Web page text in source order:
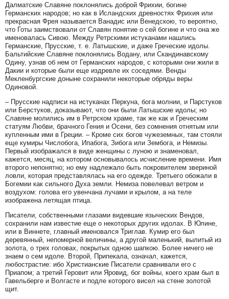
Далматские Славяне поклонялись доброй Фрихии, богине
Германских народов; но как в Исландских древностях Фрихия или
прекрасная Фрея называется Ванадис или Венедскою, то вероятно,
что Готы заимствовали от Славян понятие о сей богине и что она же
именовалась Сивою. Между Ретрскими истуканами нашлись
Германские, Прусские, т. е. Латышские, и даже Греческие идолы.
Бальтийские Славяне поклонялись Водану, или Скандинавскому
Одину, узнав об нем от Германских народов, с которыми они жили в
Дакии и которые были еще издревле их соседями. Венды
Мекленбургские доныне сохранили некоторые обряды веры
Одиновой.
– Прусские надписи на истуканах Перкуна, бога молнии, и Парстуков
или Берстуков, доказывают, что они были Латышские идолы; но
Славяне молились им в Ретрском храме, так же как и Греческим
статуям Любви, брачного Гения и Осени, без сомнения отнятым или
купленным ими в Греции. – Кроме сих богов чужеземных, там стояли
еще кумиры Числобога, Ипабога, Зибога или Зембога, и Немизы.
Первый изображался в виде женщины с луною и знаменовал,
кажется, месяц, на котором основывалось исчисление времени. Имя
второго непонятно; но ему надлежало быть покровителем звериной
ловли, которая представлялась на его одежде. Третьего обожали в
Богемии как сильного Духа земли. Немиза повелевал ветром и
воздухом: голова его увенчана лучами и крылом, а на теле
изображена летящая птица.
Писатели, собственными глазами видевшие языческих Вендов,
сохранили нам известие еще о некоторых других идолах. В Юлине,
или в Виннете, главный именовался Триглав. Кумир его был
деревянный, непомерной величины, а другой маленький, вылитый из
золота, о трех головах, покрытых одною шапкою. Более ничего не
знаем о сем идоле. Второй, Припекала, означал, кажется,
любострастие: ибо Христианские Писатели сравнивали его с
Приапом; а третий Геровит или Яровид, бог войны, коего храм был в
Гавельберге и Волгасте и подле которого висел на стене золотой
щит.